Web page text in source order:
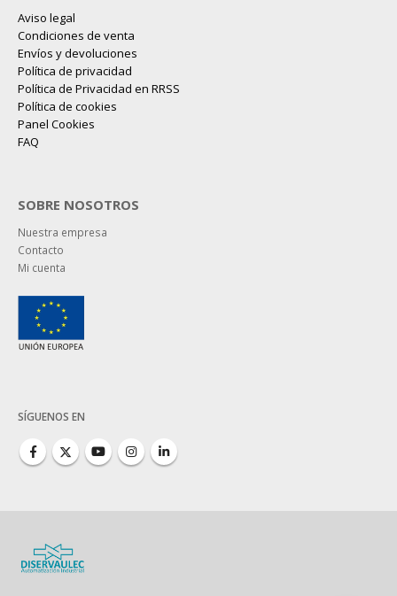
Aviso legal
Condiciones de venta
Envíos y devoluciones
Política de privacidad
Política de Privacidad en RRSS
Política de cookies
Panel Cookies
FAQ
SOBRE NOSOTROS
Nuestra empresa
Contacto
Mi cuenta
SÍGUENOS EN